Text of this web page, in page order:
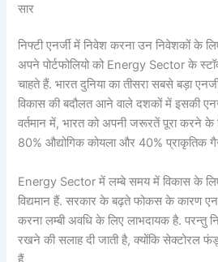
सार
निफ्टी एनर्जी में निवेश करना उन निवेशकों के
अपने पोर्टफोलियो को Energy Sector के
चाहते हैं. भारत दुनिया का तीसरा सबसे बड़ा
विकास की बदौलत आने वाले दशकों में इसकी
वर्तमान में, भारत को अपनी जरूरतें पूरा करने
80% औद्योगिक कोयला और 40% प्राकृतिक
Energy Sector में लम्बे समय में विकास के
विद्यमान हैं. सरकार के बढ़ते फोकस के कारण
करना लम्बी अवधि के लिए लाभदायक है. परन्तु
रखने की सलाह दी जाती है, क्योंकि सेक्टोरल